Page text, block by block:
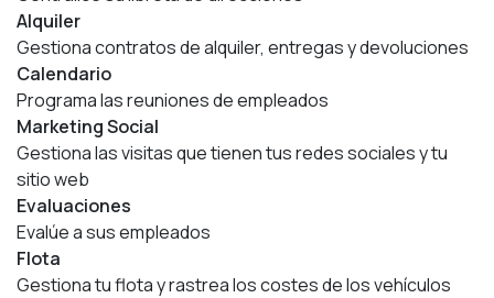
Alquiler
Gestiona contratos de alquiler, entregas y devoluciones
Calendario
Programa las reuniones de empleados
Marketing Social
Gestiona las visitas que tienen tus redes sociales y tu
sitio web
Evaluaciones
Evalúe a sus empleados
Flota
Gestiona tu flota y rastrea los costes de los vehículos